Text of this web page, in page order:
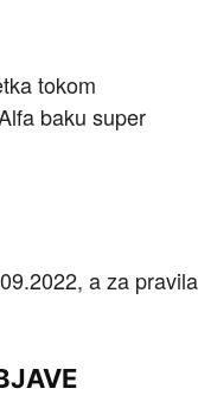
tokom
baku super
a za pravila